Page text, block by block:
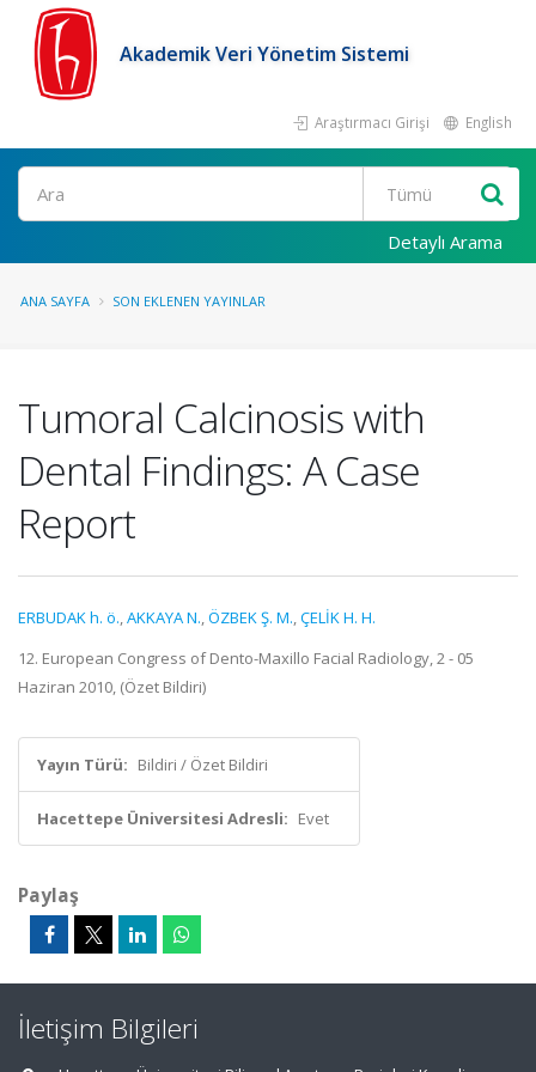
Akademik Veri Yönetim Sistemi
Araştırmacı Girişi English
Ara
Detaylı Arama
ANA SAYFA SON EKLENEN YAYINLAR
Tumoral Calcinosis with
Dental Findings: A Case
Report
ERBUDAK h. ö.,AKKAYA N.,ÖZBEK Ş. M.,ÇELİK H. H.
12. European Congress of Dento-Maxillo Facial Radiology, 2 - 05
Haziran 2010, (Özet Bildiri)
Yayın Türü: Bildiri / Özet Bildiri
Hacettepe Üniversitesi Adresli: Evet
Paylaş
İletişim Bilgileri